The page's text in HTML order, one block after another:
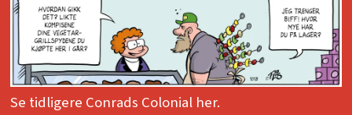
Se tidligere Conrads Colonial her.